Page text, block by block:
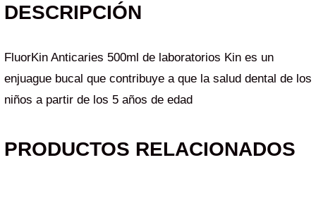
DESCRIPCIÓN
FluorKin Anticaries 500ml de laboratorios Kin es un
enjuague bucal que contribuye a que la salud dental de los
niños a partir de los 5 años de edad
PRODUCTOS RELACIONADOS